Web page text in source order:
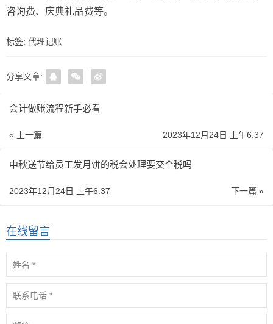
咨询费、庆典礼品费等。
标签: 代理记账
分享文章:
会计做账流程新手必看
« 上一篇 2023年12月24日 上午6:37
中秋送节给员工发月饼的税会处理要交个税吗
下一篇 »
2023年12月24日 上午6:37
在线留言